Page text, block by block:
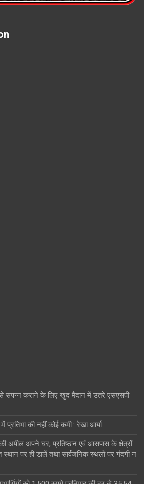
कराने के लिए खुद मैदान में उतरे एसएसपी
प्रतिभा की नहीं कोई कमी : रेखा आर्या
की अपील अपने घर, प्रतिष्ठान एवं आसपास के क्षेत्रों
स्थान पर ही डालें तथा सार्वजनिक स्थलों पर गंदगी न